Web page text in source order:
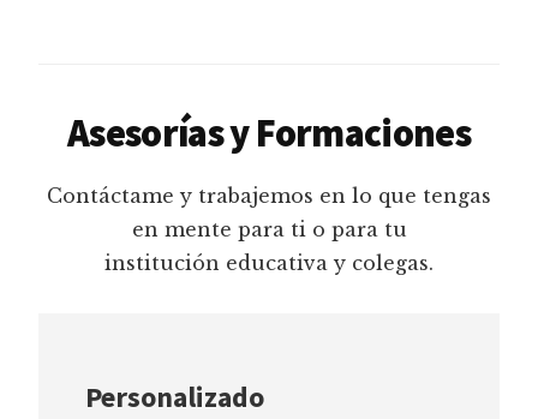
Asesorías y Formaciones
Contáctame y trabajemos en lo que tengas
en mente para ti o para tu
institución educativa y colegas.
Personalizado